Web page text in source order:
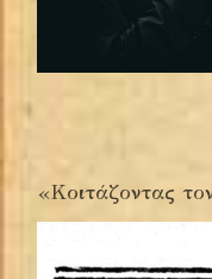
«Κοιτάζοντας